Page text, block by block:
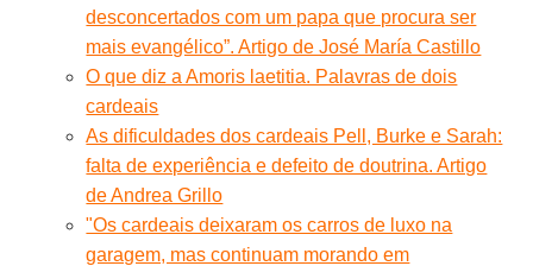
desconcertados com um papa que procura ser
mais evangélico”. Artigo de José María Castillo
O que diz a Amoris laetitia. Palavras de dois
cardeais
As dificuldades dos cardeais Pell, Burke e Sarah:
falta de experiência e defeito de doutrina. Artigo
de Andrea Grillo
"Os cardeais deixaram os carros de luxo na
garagem, mas continuam morando em